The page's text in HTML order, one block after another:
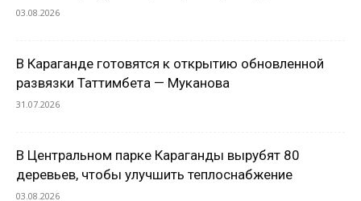
03.08.2026
В Караганде готовятся к открытию обновленной
развязки Таттимбета — Муканова
31.07.2026
В Центральном парке Караганды вырубят 80
деревьев, чтобы улучшить теплоснабжение
03.08.2026